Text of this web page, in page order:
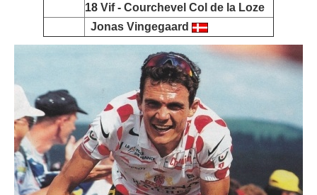
18 Vif- Courchevel Col de la Loze
Jonas Vingegaard